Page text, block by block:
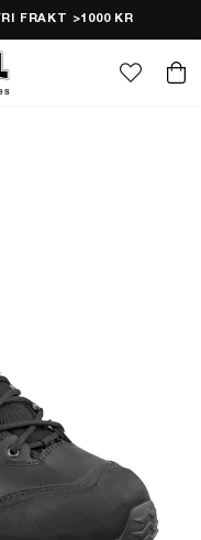
FRAKT >1000 KR